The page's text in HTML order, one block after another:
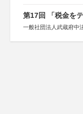
第17回 「税金を
一般社団法人武蔵府中